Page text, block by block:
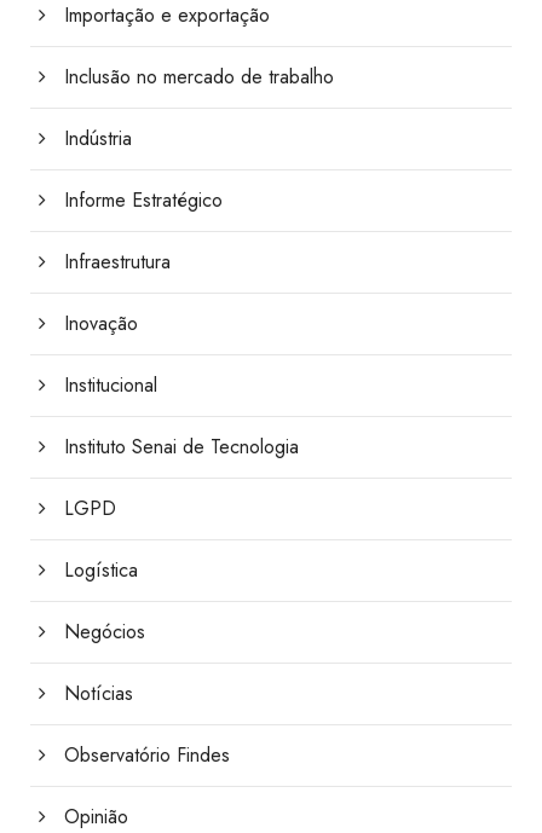
Importação e exportação
Inclusão no mercado de trabalho
Indústria
Informe Estratégico
Infraestrutura
Inovação
Institucional
Instituto Senai de Tecnologia
LGPD
Logística
Negócios
Notícias
Observatório Findes
Opinião